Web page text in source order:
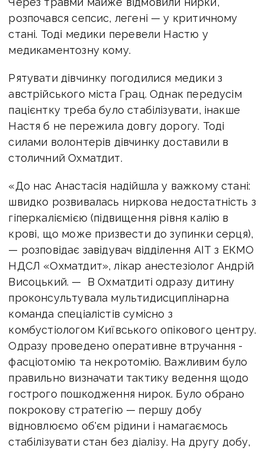
розпочався сепсис, легені — у критичному
стані. Тоді медики перевели Настю у
медикаментозну кому.
Рятувати дівчинку погодилися медики з
австрійського міста Грац. Однак передусім
пацієнтку треба було стабілізувати, інакше
Настя б не пережила довгу дорогу. Тоді
силами волонтерів дівчинку доставили в
столичний Охматдит.
«До нас Анастасія надійшла у важкому стані:
швидко розвивалась ниркова недостатність з
гіперкаліємією (підвищення рівня калію в
крові, що може призвести до зупинки серця),
— розповідає завідувач відділення АІТ з ЕКМО
НДСЛ «Охматдит», лікар анестезіолог Андрій
Висоцький. — В Охматдиті одразу дитину
проконсультувала мультидисциплінарна
команда спеціалістів сумісно з
комбустіологом Київського опікового центру.
Одразу проведено оперативне втручання -
фасціотомію та некротомію. Важливим було
правильно визначати тактику ведення щодо
гострого пошкодження нирок. Було обрано
покрокову стратегію — першу добу
відновлюємо об'єм рідини і намагаємось
стабілізувати стан без діалізу. На другу добу,